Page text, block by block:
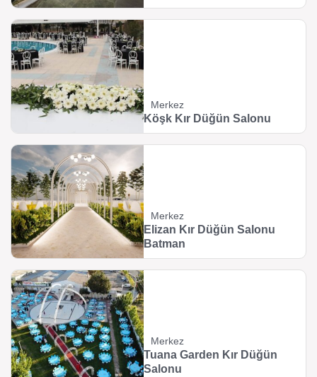
Merkez
Köşk Kır Düğün Salonu
Merkez
Elizan Kır Düğün Salonu
Batman
Merkez
Tuana Garden Kır Düğün
Salonu